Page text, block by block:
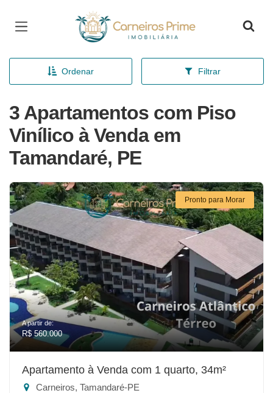
Página inicial
Ordenar Filtrar
3 Apartamentos com Piso
Vinílico à Venda em
Tamandaré, PE
Pronto para Morar
A partir de:
R$ 560.000
Apartamento à Venda com 1 quarto, 34m²
Carneiros, Tamandaré-PE